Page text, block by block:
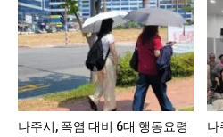
나주시, 폭염 대비 6대 행동요령
나